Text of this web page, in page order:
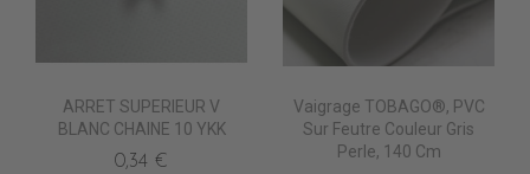
ARRET SUPERIEUR V
BLANC CHAINE 10 YKK
0,34 €
Vaigrage TOBAGO®, PVC
Sur Feutre Couleur Gris
Perle, 140 Cm